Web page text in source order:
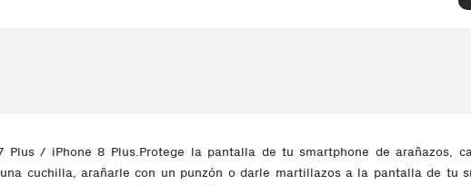
/ iPhone 8 Plus.Protege la pantalla de tu smartphone de arañazos,
cuchilla, arañarle con un punzón o darle martillazos a la pantalla de tu